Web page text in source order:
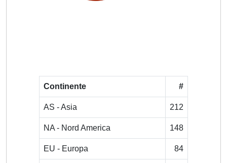
Continente #
AS - Asia 212
NA - Nord America 148
EU - Europa 84